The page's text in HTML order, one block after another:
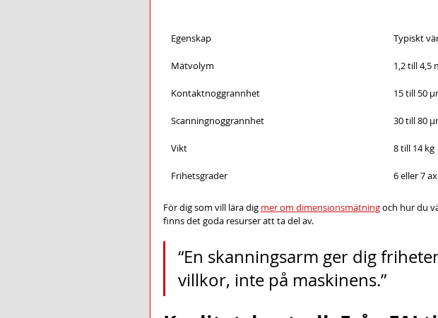
Egenskap Typiskt
Mätvolym 1,2 till 4,5
Kontaktnoggrannhet 15 till 50
Scanningnoggrannhet 30 till 80
Vikt 8 till 14 kg
Frihetsgrader 6 eller 7
För dig som vill lära dig mer om dimensionsmätning och hur du
finns det goda resurser att ta del av.
“En skanningsarm ger dig
villkor, inte på maskinens.”